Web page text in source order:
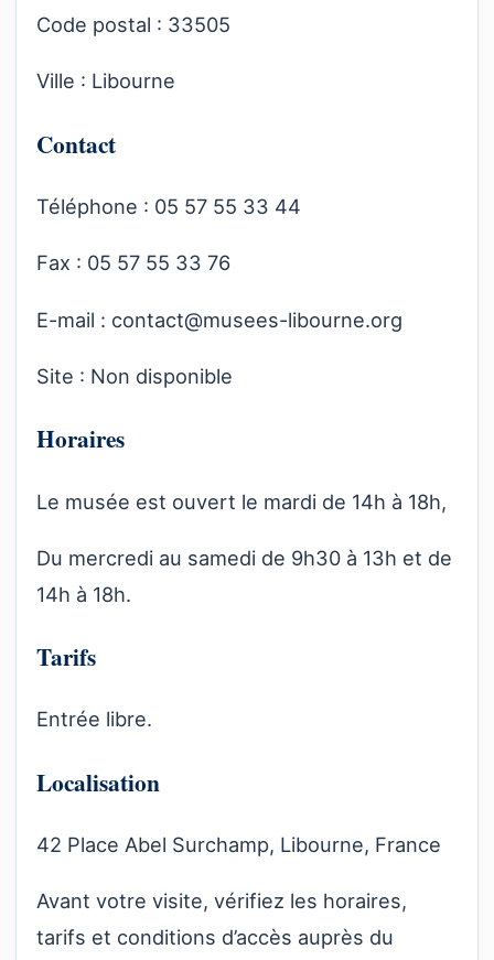
Code postal : 33505
Ville : Libourne
Contact
Téléphone : 05 57 55 33 44
Fax : 05 57 55 33 76
E-mail : contact@musees-libourne.org
Site : Non disponible
Horaires
Le musée est ouvert le mardi de 14h à 18h,
Du mercredi au samedi de 9h30 à 13h et de
14h à 18h.
Tarifs
Entrée libre.
Localisation
42 Place Abel Surchamp, Libourne, France
Avant votre visite, vérifiez les horaires,
tarifs et conditions d’accès auprès du